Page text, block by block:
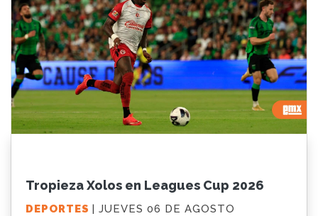
Tropieza Xolos en Leagues Cup 2026
DEPORTES | JUEVES 06 DE AGOSTO